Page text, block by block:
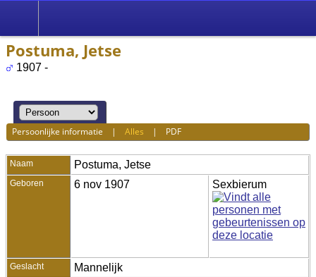
Postuma, Jetse
1907 -
Persoonlijke informatie |Alles | PDF
Naam Postuma, Jetse
Geboren 6 nov 1907 Sexbierum
Geslacht Mannelijk